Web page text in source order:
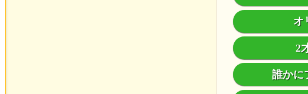
オ
2
誰かに